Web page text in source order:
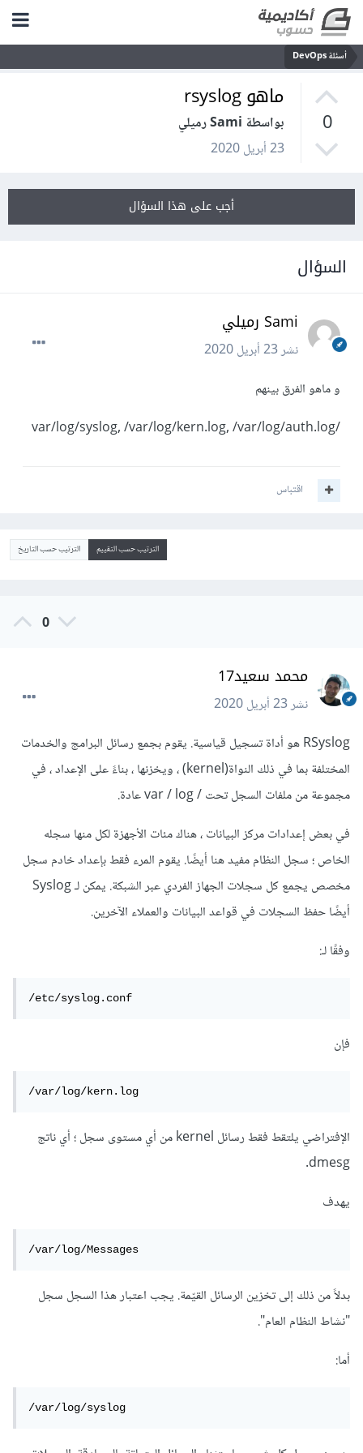
أسئلة DevOps
0
ماهو rsyslog
بواسطة Sami رميلي
23 أبريل 2020
أجب على هذا السؤال
السؤال
Sami رميلي
نشر23 أبريل 2020
و ماهو الفرق بينهم
/var/log/syslog, /var/log/kern.log, /var/log/auth.log
اقتباس
الترتيب حسب التقييم الترتيب حسب التاريخ
0
محمد سعيد17
نشر23 أبريل 2020
RSyslog هو أداة تسجيل قياسية. يقوم بجمع رسائل البرامج والخدمات
المختلفة بما في ذلك النواة(kernel) ، ويخزنها ، بناءً على الإعداد ، في
مجموعة من ملفات السجل تحت / var / log عادة.
في بعض إعدادات مركز البيانات ، هناك مئات الأجهزة لكل منها سجله
الخاص ؛ سجل النظام مفيد هنا أيضًا. يقوم المرء فقط بإعداد خادم سجل
مخصص يجمع كل سجلات الجهاز الفردي عبر الشبكة. يمكن لـ Syslog
أيضًا حفظ السجلات في قواعد البيانات والعملاء الآخرين.
وفقًا لـ:
/etc/syslog.conf
فإن
/var/log/kern.log
الإفتراضي يلتقط فقط رسائل kernel من أي مستوى سجل ؛ أي ناتج
dmesg.
يهدف
/var/log/Messages
بدلاً من ذلك إلى تخزين الرسائل القيّمة. يجب اعتبار هذا السجل سجل
"نشاط النظام العام".
أما:
/var/log/syslog